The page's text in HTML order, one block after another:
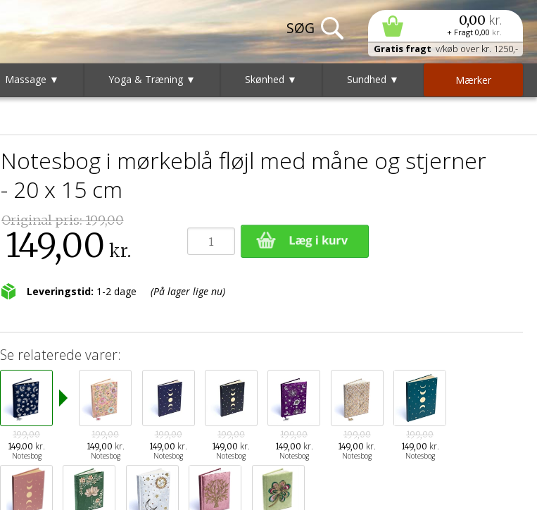
0,00 kr.
+ Fragt 0,00 kr.
Gratis fragt v/køb over kr. 1250,-
Massage ▼ Yoga & Træning ▼ Skønhed ▼ Sundhed ▼ Mærker
Notesbog i mørkeblå fløjl med måne og stjerner
- 20 x 15 cm
Original pris:199,00
149,00 kr.
Leveringstid: 1-2 dage (På lager lige nu)
Se relaterede varer:
199,00
149.00 kr.
Notesbog
199,00
149,00 kr.
Notesbog
199,00
149,00 kr.
Notesbog
199,00
149,00 kr.
Notesbog
199,00
149,00 kr.
Notesbog
199,00
149,00 kr.
Notesbog
199,00
149,00 kr.
Notesbog